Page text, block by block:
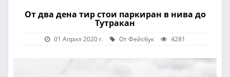
От два дена тир стои паркиран в нива до
Тутракан
01 Април 2020 г. От Фейсбук 4281